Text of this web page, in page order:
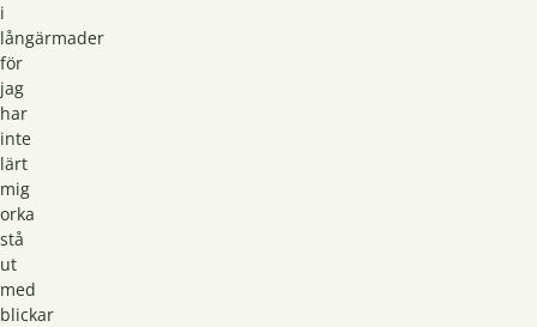
i
långärmader
för
jag
har
inte
lärt
mig
orka
stå
ut
med
blickar